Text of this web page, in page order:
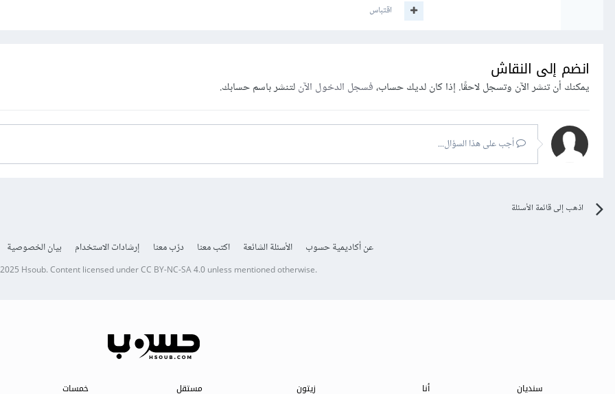
اقتباس
انضم إلى النقاش
يمكنك أن تنشر الآن وتسجل لاحقًا. إذا كان لديك حساب،فسجل الدخول الآنلتنشر باسم حسابك.
أجب على هذا السؤال...
اذهب إلى قائمة الأسئلة
عن أكاديمية حسوب الأسئلة الشائعة اكتب معنا درّب معنا إرشادات الاستخدام بيان الخصوصية
Hsoub.Content licensed underCC BY-NC-SA 4.0unless mentioned otherwise.